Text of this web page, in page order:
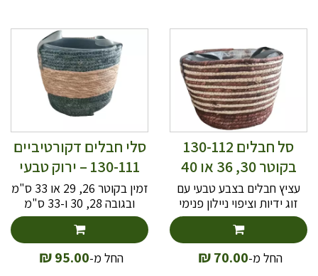
חמימות, טקסטורה טבעית
ואופי עיצובי כפרי־מודרני.
לעיצוב החלל.
סל חבלים 130-112
בקוטר 30, 36 או 40
ס"מ
עציץ חבלים בצבע טבעי עם
זוג ידיות וציפוי ניילון פנימי
מעוטר בפסים בצבע חום,
בהתאמה.
החל מ-70.00
₪
סלי חבלים דקורטיביים
130-111 – ירוק טבעי
בשלושה גדלים זמין בקוטר 26, 29 או 33 ס"מ
ובגובה 28, 30 ו-33 ס"מ
בהתאמה. עציץ חבלים בצבע
טבעי עם זוג ידיות וציפוי ניילון
פנימי, מעוטר בפס ירוק בצידו
העליון. ייתכנו הבדלים קלים
החל מ-95.00
₪